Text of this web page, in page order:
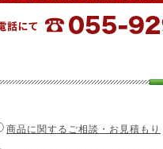
商品に関するご相談・お見積もり